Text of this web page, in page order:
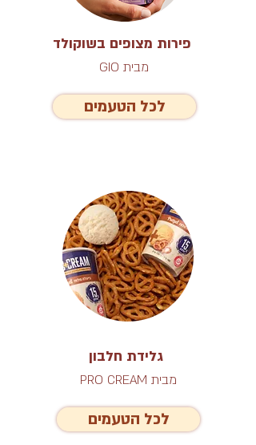
פירות מצופים בשוקולד
מבית GIO
לכל הטעמים
גלידת חלבון
מבית PRO CREAM
לכל הטעמים